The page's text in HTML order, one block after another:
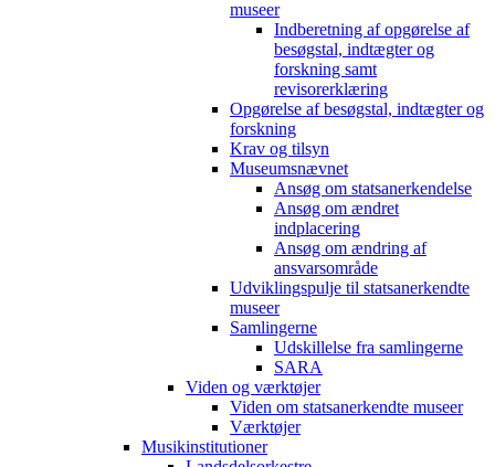
museer
Indberetning af opgørelse af
besøgstal, indtægter og
forskning samt
revisorerklæring
Opgørelse af besøgstal, indtægter og
forskning
Krav og tilsyn
Museumsnævnet
Ansøg om statsanerkendelse
Ansøg om ændret
indplacering
Ansøg om ændring af
ansvarsområde
Udviklingspulje til statsanerkendte
museer
Samlingerne
Udskillelse fra samlingerne
SARA
Viden og værktøjer
Viden om statsanerkendte museer
Værktøjer
Musikinstitutioner